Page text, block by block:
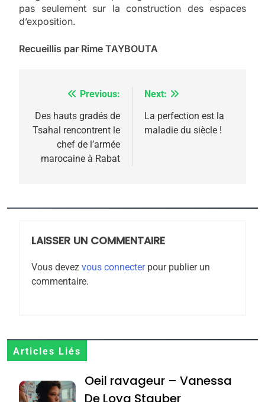
pas seulement sur la construction des espaces
d’exposition.
Recueillis par Rime TAYBOUTA
Navigation
de
l’article
Previous:
Des hauts gradés de
Tsahal rencontrent le
chef de l’armée
marocaine à Rabat
Next:
La perfection est la
maladie du siècle !
LAISSER UN COMMENTAIRE
Vous devez vous connecterpour publier un
commentaire.
Articles Liés
Oeil ravageur – Vanessa
De Loya Stauber
5
2025, l’année la plus
meurtrière selon le
rapport d’ADL contre
FIÈRE, DIGNE ET RÉSILIENTE :
MA JUDAÏTE par Thérèse
Zrihen-Dvir
7
8
Tafraout, le miel de Tadla